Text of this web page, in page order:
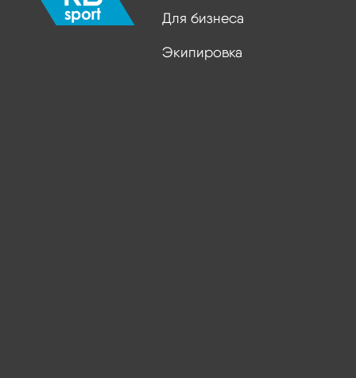
Для бизнеса
Экипировка